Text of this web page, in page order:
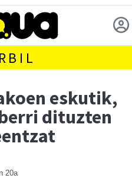
eskutik,
dituzten
20a